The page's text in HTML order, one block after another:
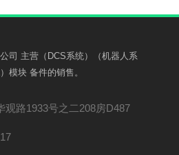
司 主营（DCS系统）（机器人系
模块 备件的销售。
观路1933号之二208房D487